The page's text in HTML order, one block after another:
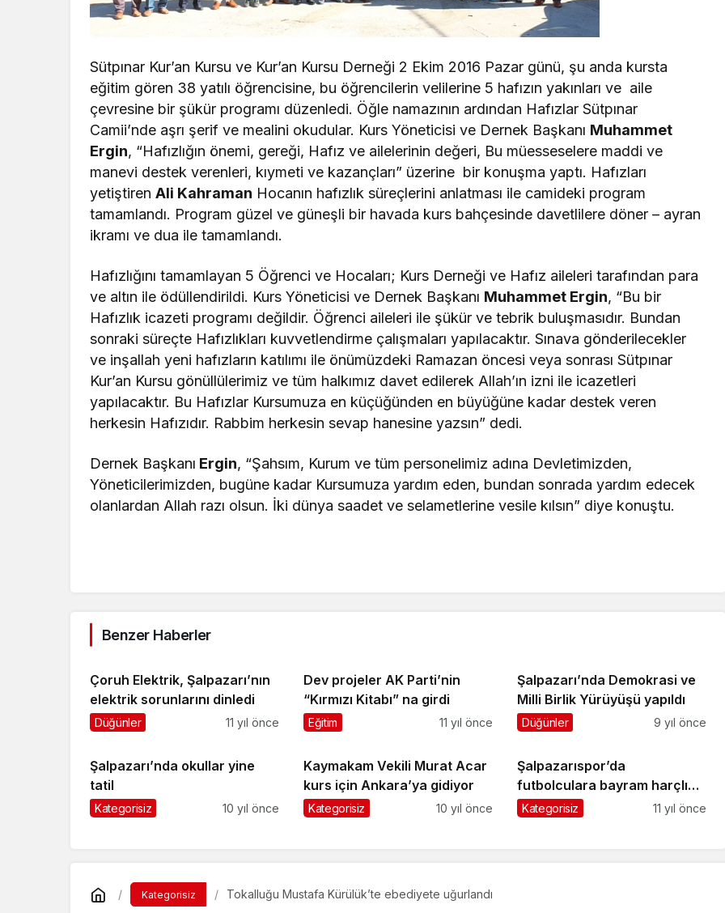
Sütpınar Kur’an Kursu ve Kur’an Kursu Derneği 2 Ekim 2016 Pazar günü, şu anda kursta
eğitim gören 38 yatılı öğrencisine, bu öğrencilerin velilerine 5 hafızın yakınları ve aile
çevresine bir şükür programı düzenledi. Öğle namazının ardından Hafızlar Sütpınar
Camii’nde aşrı şerif ve mealini okudular. Kurs Yöneticisi ve Dernek Başkanı Muhammet
Ergin, “Hafızlığın önemi, gereği, Hafız ve ailelerinin değeri, Bu müesseselere maddi ve
manevi destek verenleri, kıymeti ve kazançları” üzerine bir konuşma yaptı. Hafızları
yetiştirenAli Kahraman Hocanın hafızlık süreçlerini anlatması ile camideki program
tamamlandı. Program güzel ve güneşli bir havada kurs bahçesinde davetlilere döner – ayran
ikramı ve dua ile tamamlandı.
Hafızlığını tamamlayan 5 Öğrenci ve Hocaları; Kurs Derneği ve Hafız aileleri tarafından para
ve altın ile ödüllendirildi. Kurs Yöneticisi ve Dernek Başkanı Muhammet Ergin, “Bu bir
Hafızlık icazeti programı değildir. Öğrenci aileleri ile şükür ve tebrik buluşmasıdır. Bundan
sonraki süreçte Hafızlıkları kuvvetlendirme çalışmaları yapılacaktır. Sınava gönderilecekler
ve inşallah yeni hafızların katılımı ile önümüzdeki Ramazan öncesi veya sonrası Sütpınar
Kur’an Kursu gönüllülerimiz ve tüm halkımız davet edilerek Allah’ın izni ile icazetleri
yapılacaktır. Bu Hafızlar Kursumuza en küçüğünden en büyüğüne kadar destek veren
herkesin Hafızıdır. Rabbim herkesin sevap hanesine yazsın” dedi.
Dernek Başkanı Ergin, “Şahsım, Kurum ve tüm personelimiz adına Devletimizden,
Yöneticilerimizden, bugüne kadar Kursumuza yardım eden, bundan sonrada yardım edecek
olanlardan Allah razı olsun. İki dünya saadet ve selametlerine vesile kılsın” diye konuştu.
Benzer Haberler
Çoruh Elektrik, Şalpazarı’nın
elektrik sorunlarını dinledi
Düğünler 11 yıl önce
Dev projeler AK Parti’nin
“Kırmızı Kitabı” na girdi
Eğitim 11 yıl önce
Şalpazarı’nda Demokrasi ve
Milli Birlik Yürüyüşü yapıldı
Düğünler 9 yıl önce
Şalpazarı’nda okullar yine
tatil
Kategorisiz 10 yıl önce
Kaymakam Vekili Murat Acar
kurs için Ankara’ya gidiyor
Kategorisiz 10 yıl önce
Şalpazarıspor’da
futbolculara bayram harçlığı
dağıtıldı
Kategorisiz 11 yıl önce
Kategorisiz Tokalluğu Mustafa Kürülük’te ebediyete uğurlandı